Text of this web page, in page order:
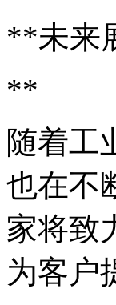
**未来
**
随着工
也在不
家将致
为客户